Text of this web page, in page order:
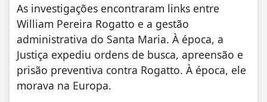
As investigações encontraram links entre
William Pereira Rogatto e a gestão
administrativa do Santa Maria. À época, a
Justiça expediu ordens de busca, apreensão e
prisão preventiva contra Rogatto. À época, ele
morava na Europa.